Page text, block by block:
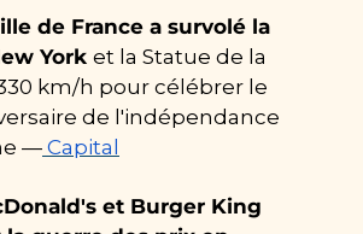
de France a survolé la
York et la Statue de la
km/h pour célébrer le
de l'indépendance
— Capital
et Burger King